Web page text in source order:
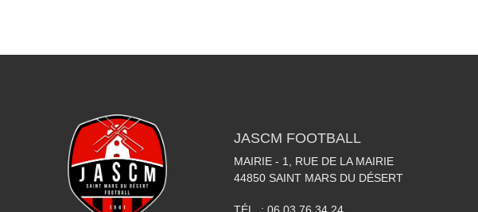
JASCM FOOTBALL
MAIRIE - 1, RUE DE LA MAIRIE
44850 SAINT MARS DU DÉSERT